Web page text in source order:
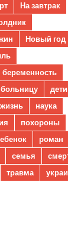
На завтрак
Новый год
беременность
больницу
дети
наука
похороны
роман
семья
травма